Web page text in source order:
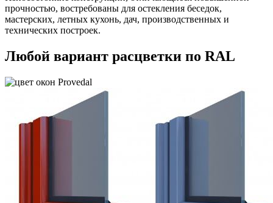
прочностью, востребованы для остекления беседок,
мастерских, летных кухонь, дач, производственных и
технических построек.
Любой вариант расцветки по RAL